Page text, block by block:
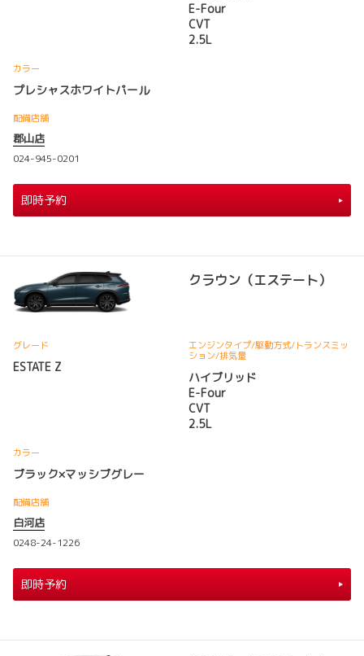
E-Four
CVT
2.5L
カラー
プレシャスホワイトパール
配備店舗
郡山店
024-945-0201
即時予約
クラウン（エステート）
グレード
ESTATE Z
エンジンタイプ/駆動方式/トランスミッ
ション/排気量
ハイブリッド
E-Four
CVT
2.5L
カラー
ブラック×マッシブグレー
配備店舗
白河店
0248-24-1226
即時予約